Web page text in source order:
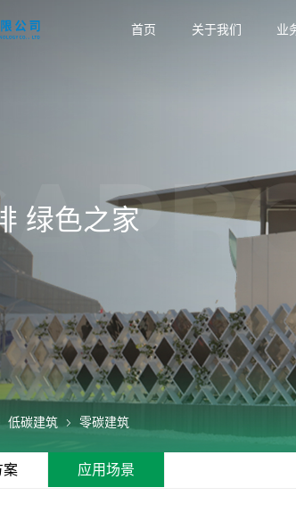
首页 关于我们 业
绿色之家
低碳建筑 零碳建筑
案 应用场景